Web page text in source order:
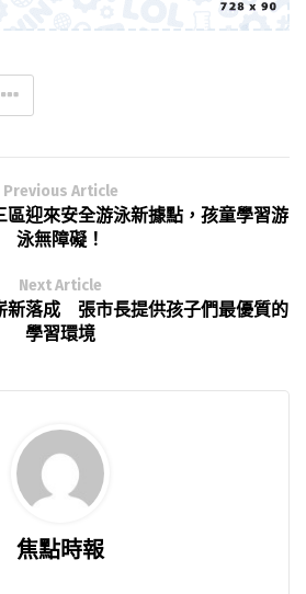
Previous Article
區迎來安全游泳新據點，孩童學習游
泳無障礙！
Next Article
新落成 張市長提供孩子們最優質的
學習環境
焦點時報